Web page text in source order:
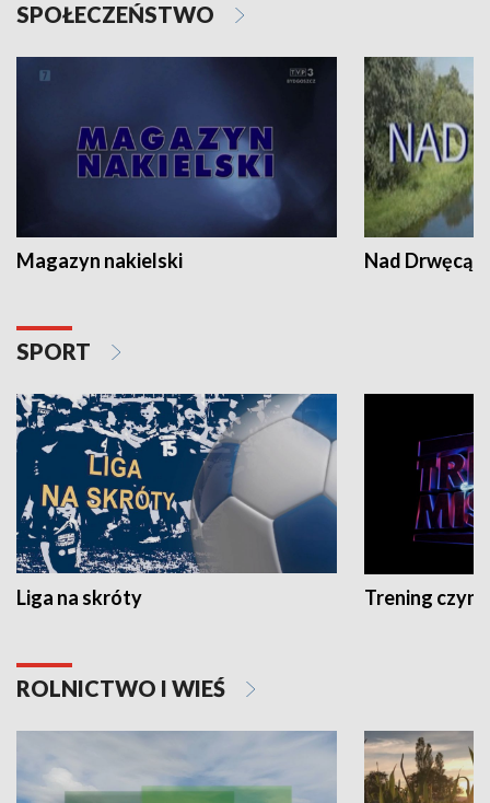
SPOŁECZEŃSTWO
Magazyn nakielski Nad Drwęcą
SPORT
Liga na skróty Trening czyni
ROLNICTWO I WIEŚ